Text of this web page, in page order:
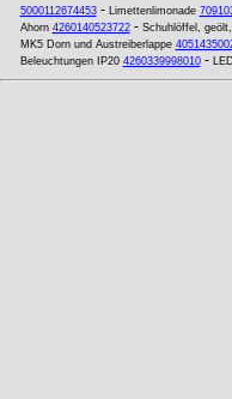
5000112674453- Limettenlimonade
Ahorn 4260140523722- Schuhlöffel,
MK5 Dorn und Austreiberlappe
Beleuchtungen IP20 4260339998010-